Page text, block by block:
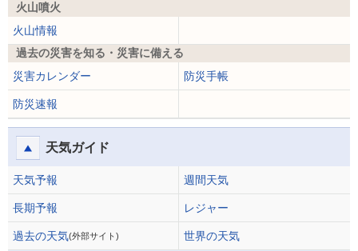
火山噴火
火山情報
過去の災害を知る・災害に備える
災害カレンダー
防災手帳
防災速報
天気ガイド
天気予報 週間天気
長期予報 レジャー
過去の天気(外部サイト)
世界の天気